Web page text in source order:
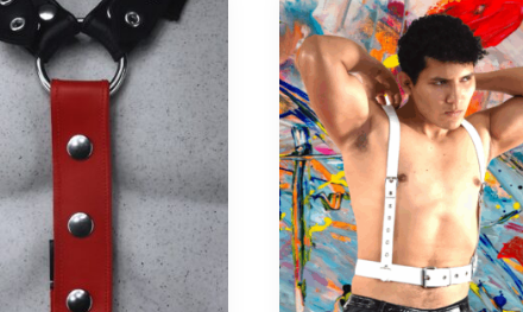
producto
tiene
múltiples
variantes.
Las
opciones
se
pueden
elegir
en
la